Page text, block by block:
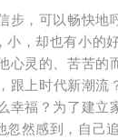
可以畅快地
，却也有小的好
的、苦苦的
上时代新潮
福？为了建
然感到，自己